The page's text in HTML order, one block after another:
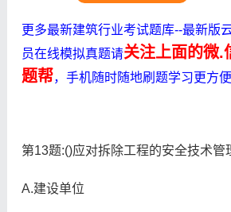
更多最新建筑行业考试题库--最新版
员在线模拟真题请关注上面的微.
题帮，手机随时随地刷题学习更方便
第13题:()应对拆除工程的安全技术管
A.建设单位